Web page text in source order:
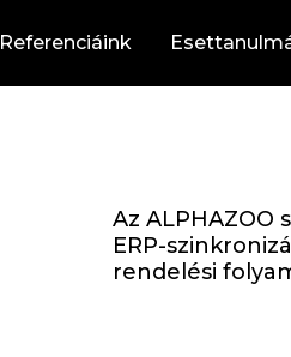
Referenciáink
Az
ERP-
rendelési